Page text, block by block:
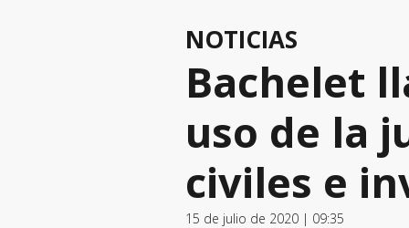
NOTICIAS
Bachelet
uso de la
civiles e
15 de julio de 2020 | 09:35